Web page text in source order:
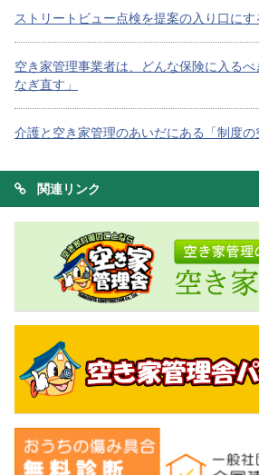
ストリートビュー点検を提案の入り口にす
空き家管理事業者は、どんな保険に入る
なぎ直す」
介護と空き家管理のあいだにある「制度の
関連リンク